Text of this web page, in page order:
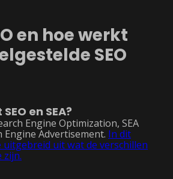
en hoe werkt
SEO
en SEA?
Engine Optimization, SEA
Engine Advertisement. In dit
uit wat de verschillen
zijn.